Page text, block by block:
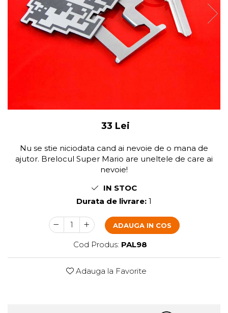
33 Lei
Nu se stie niciodata cand ai nevoie de o mana de
ajutor. Brelocul Super Mario are uneltele de care ai
nevoie!
IN STOC
Durata de livrare: 1
ADAUGA IN COS
Cod Produs: PAL98
Adauga la Favorite